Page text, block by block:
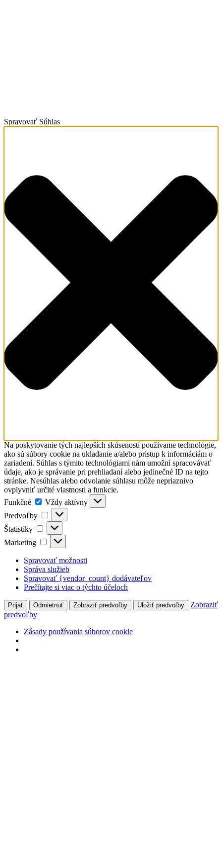
Spravovať Súhlas
Na poskytovanie tých najlepších skúseností používame technológie,
ako sú súbory cookie na ukladanie a/alebo prístup k informáciám o
zariadení. Súhlas s týmito technológiami nám umožní spracovávať
údaje, ako je správanie pri prehliadaní alebo jedinečné ID na tejto
stránke. Nesúhlas alebo odvolanie súhlasu môže nepriaznivo
ovplyvniť určité vlastnosti a funkcie.
Funkčné
Funkčné
Vždy aktívny
Predvoľby
Predvoľby
Štatistiky
Štatistiky
Marketing
Marketing
Spravovať možnosti
Správa služieb
Spravovať {vendor_count} dodávateľov
Prečítajte si viac o týchto účeloch
Prijať Odmietnuť Zobraziť predvoľby Uložiť predvoľby
Zobraziť
predvoľby
Zásady používania súborov cookie